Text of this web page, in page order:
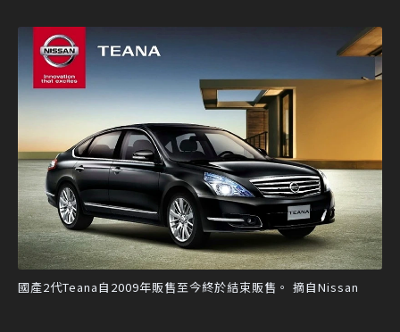
國產2代Teana自2009年販售至今終於結束販售。 摘自Nissan